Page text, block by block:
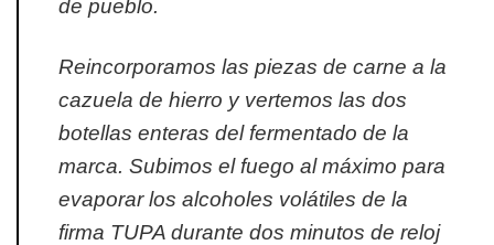
de pueblo.
Reincorporamos las piezas de carne a la
cazuela de hierro y vertemos las dos
botellas enteras del fermentado de la
marca. Subimos el fuego al máximo para
evaporar los alcoholes volátiles de la
firma TUPA durante dos minutos de reloj